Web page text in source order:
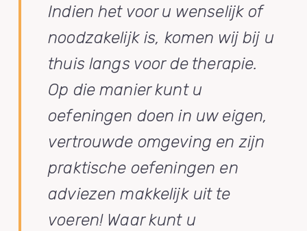
Indien het voor u wenselijk of
noodzakelijk is, komen wij bij u
thuis langs voor de therapie.
Op die manier kunt u
oefeningen doen in uw eigen,
vertrouwde omgeving en zijn
praktische oefeningen en
adviezen makkelijk uit te
voeren! Waar kunt u